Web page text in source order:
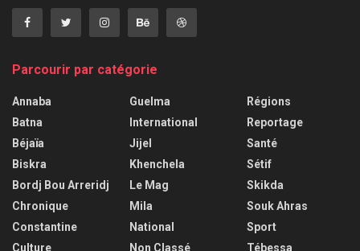
Parcourir par catégorie
Annaba
Batna
Béjaïa
Biskra
Bordj Bou Arreridj
Chronique
Constantine
Culture
Guelma
International
Jijel
Khenchela
Le Mag
Mila
National
Non Classé
Régions
Reportage
Santé
Sétif
Skikda
Souk Ahras
Sport
Tébessa